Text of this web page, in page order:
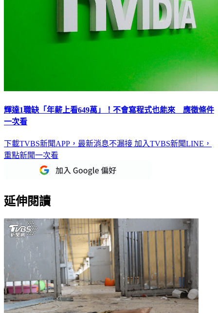
輝達1職缺「年薪上看649萬」！不會寫程式也能來 應徵條件
一次看
下載TVBS新聞APP，最新消息不漏接 加入TVBS新聞LINE，
重點新聞一次看
延伸閱讀